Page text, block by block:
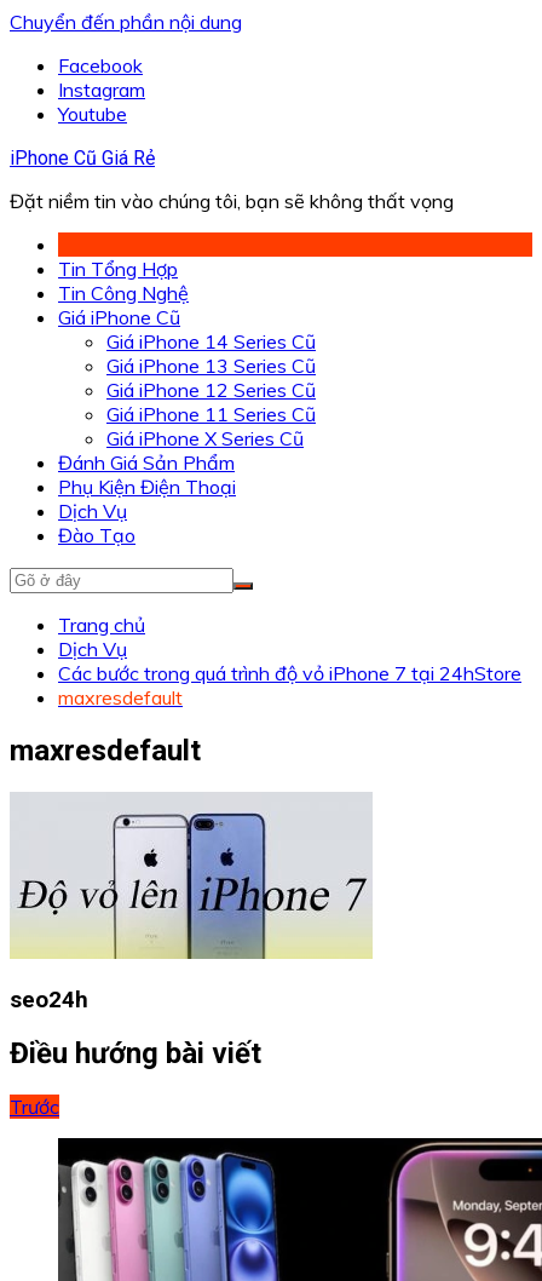
Chuyển đến phần nội dung
Facebook
Instagram
Youtube
iPhone Cũ Giá Rẻ
Đặt niềm tin vào chúng tôi, bạn sẽ không thất vọng
Tin Tổng Hợp
Tin Công Nghệ
Giá iPhone Cũ
Giá iPhone 14 Series Cũ
Giá iPhone 13 Series Cũ
Giá iPhone 12 Series Cũ
Giá iPhone 11 Series Cũ
Giá iPhone X Series Cũ
Đánh Giá Sản Phẩm
Phụ Kiện Điện Thoại
Dịch Vụ
Đào Tạo
Trang chủ
Dịch Vụ
Các bước trong quá trình độ vỏ iPhone 7 tại 24hStore
maxresdefault
maxresdefault
seo24h
Điều hướng bài viết
Trước